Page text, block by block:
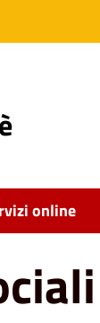
online